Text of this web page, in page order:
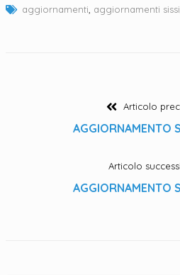
aggiornamenti, aggiornamenti sissi
Articolo
AGGIORNAMENTO
Articolo
AGGIORNAMENTO